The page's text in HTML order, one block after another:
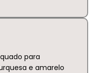
para
e amarelo